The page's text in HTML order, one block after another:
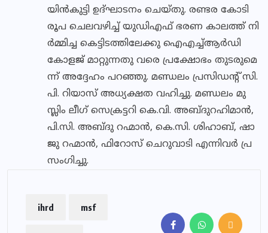
യി​ൻ​കു​ട്ടി ഉ​ദ്ഘാ​ട​നം ചെ​യ്തു. ര​ണ്ട​ര കോ​ടി
രൂ​പ ചെ​ല​വ​ഴി​ച്ച് യു​ഡി​എ​ഫ് ഭ​ര​ണ കാ​ല​ത്ത് നി​
ർ​മ്മി​ച്ച കെ​ട്ടി​ട​ത്തി​ലേ​ക്കു ഐ​എ​ച്ച്ആ​ർ​ഡി
കോ​ള​ജ് മാ​റ്റു​ന്ന​തു വ​രെ പ്ര​ക്ഷോ​ഭം തു​ട​രു​മെ​
ന്ന് അ​ദ്ദേ​ഹം പ​റ​ഞ്ഞു. മ​ണ്ഡ​ലം പ്ര​സി​ഡ​ന്‍റ് സി.​
പി. റി​യാ​സ് അ​ധ്യ​ക്ഷ​ത വ​ഹി​ച്ചു. മ​ണ്ഡ​ലം മു​
സ്ലിം ലീ​ഗ് സെ​ക്ര​ട്ട​റി കെ.​വി. അ​ബ്ദു​റ​ഹി​മാ​ൻ,
പി.​സി. അ​ബ്ദു റ​ഹ്മാ​ൻ, കെ.​സി. ശി​ഹാ​ബ്, ഷാ​
ജു റ​ഹ്മാ​ൻ, ഫി​റോ​സ് ചെ​റു​വാ​ടി എ​ന്നി​വ​ർ പ്ര​
സം​ഗി​ച്ചു.
ihrd msf